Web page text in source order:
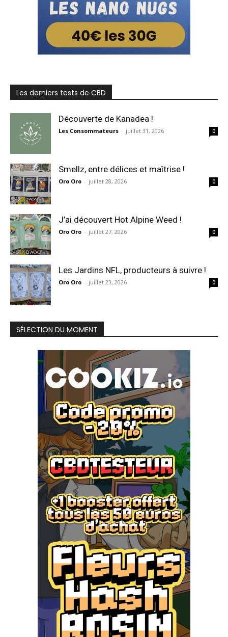
Les derniers tests de CBD
Découverte de Kanadea !
Les Consommateurs - juillet 31, 2026 0
Smellz, entre délices et maîtrise !
Oro Oro - juillet 28, 2026 0
J’ai découvert Hot Alpine Weed !
Oro Oro - juillet 27, 2026 0
Les Jardins NFL, producteurs à suivre !
Oro Oro - juillet 23, 2026 0
SÉLECTION DU MOMENT